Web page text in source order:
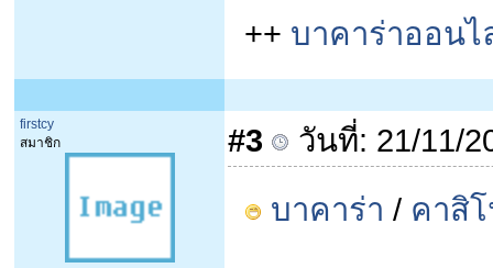
++ บาคาร่าออนไ
firstcy
สมาชิก
#3
วันที่: 21/11/
บาคาร่า / คาสิ